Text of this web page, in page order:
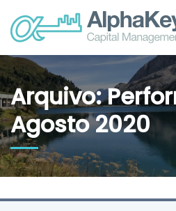
Arquivo:
Agosto 2020